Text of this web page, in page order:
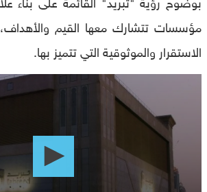
مؤسسات تتشارك معها القيم
الاستقرار والموثوقية التي تتميز بها.